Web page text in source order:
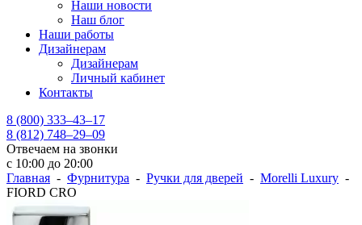
Наши новости
Наш блог
Наши работы
Дизайнерам
Дизайнерам
Личный кабинет
Контакты
8 (800) 333–43–17
8 (812) 748–29–09
Отвечаем на звонки
с 10:00 до 20:00
Главная - Фурнитура - Ручки для дверей - Morelli Luxury -
FIORD CRO